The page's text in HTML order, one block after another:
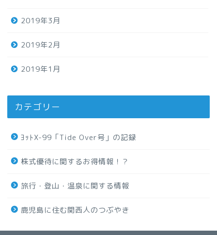
2019年3月
2019年2月
2019年1月
カテゴリー
ﾖｯﾄX-99「Tide Over号」の記録
株式優待に関するお得情報！？
旅行・登山・温泉に関する情報
鹿児島に住む関西人のつぶやき